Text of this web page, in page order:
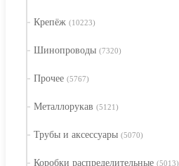
Крепёж (10223)
Шинопроводы (7320)
Прочее (5767)
Металлорукав (5121)
Трубы и аксессуары (5070)
Коробки распределительные (5013)